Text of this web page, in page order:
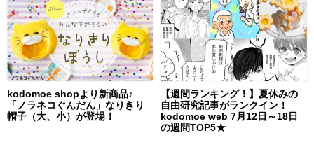
kodomoe shopより新商品♪
「ノラネコぐんだん」なりきり
帽子（大、小）が登場！
【週間ランキング！】夏休みの
自由研究記事がランクイン！
kodomoe web 7月12日～18日
の週間TOP5★